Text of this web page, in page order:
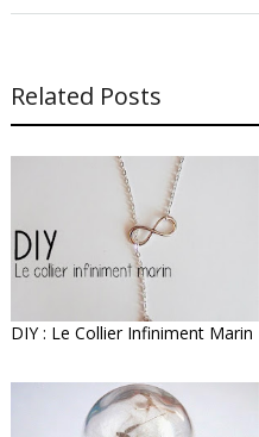
Related Posts
DIY : Le Collier Infiniment Marin